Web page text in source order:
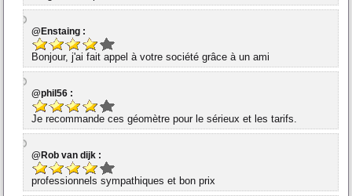
@Enstaing :
Bonjour, j'ai fait appel à votre société grâce à un ami
@phil56 :
Je recommande ces géomètre pour le sérieux et les tarifs.
@Rob van dijk :
professionnels sympathiques et bon prix